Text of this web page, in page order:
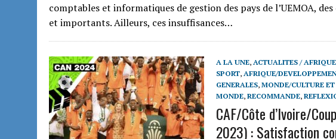
comptables et informatiques de gestion des pays de l’UEMOA,
et importants. Ailleurs, ces insuffisances…
A LA UNE, ACTUALITES / AFRIQUE
SPORT, AFRIQUE/
GENERALES, MONDE/CULTURE ET
MONDE, RECOMMANDE,
CAF/Côte d’Ivoire/
2023) : Satisfaction